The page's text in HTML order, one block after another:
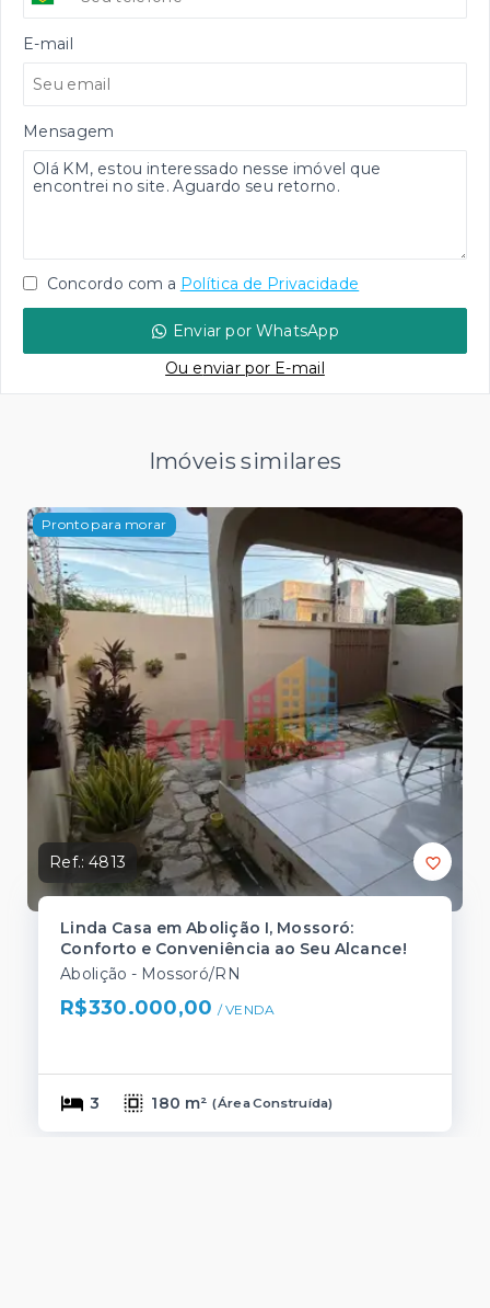
E-mail
Mensagem
Concordo com a Política de Privacidade
Enviar por WhatsApp
Ou enviar por E-mail
Imóveis similares
Pronto para morar
Ref.:4813
Linda Casa em Abolição I, Mossoró:
Conforto e Conveniência ao Seu Alcance!
Abolição - Mossoró/RN
R$330.000,00 / VENDA
3 180 m² (Área Construída)